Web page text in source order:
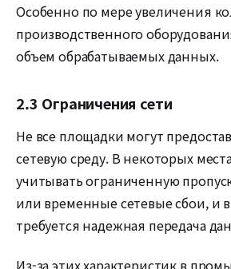
Особенно по мере увеличения
производственного
объем обрабатываемых данных.
2.3 Ограничения сети
Не все площадки могут
сетевую среду. В некоторых
учитывать ограниченную
или временные сетевые сбои, и
требуется надежная передача
Из-за этих характеристик в